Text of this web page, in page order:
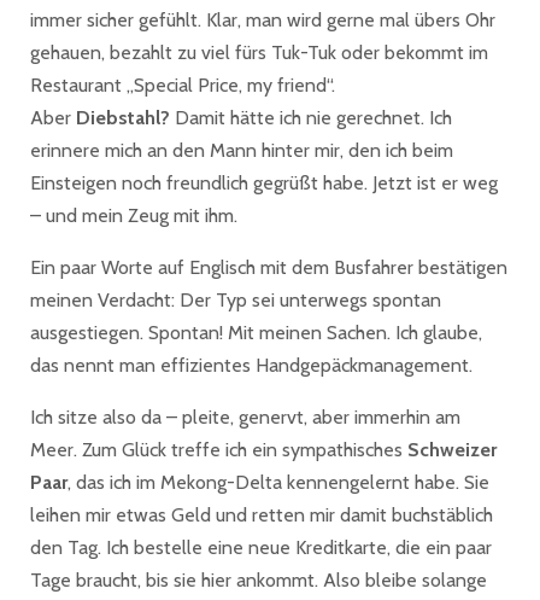
immer sicher gefühlt. Klar, man wird gerne mal übers Ohr
gehauen, bezahlt zu viel fürs Tuk-Tuk oder bekommt im
Restaurant „Special Price, my friend“.
Aber Diebstahl? Damit hätte ich nie gerechnet. Ich
erinnere mich an den Mann hinter mir, den ich beim
Einsteigen noch freundlich gegrüßt habe. Jetzt ist er weg
– und mein Zeug mit ihm.
Ein paar Worte auf Englisch mit dem Busfahrer bestätigen
meinen Verdacht: Der Typ sei unterwegs spontan
ausgestiegen. Spontan! Mit meinen Sachen. Ich glaube,
das nennt man effizientes Handgepäckmanagement.
Ich sitze also da – pleite, genervt, aber immerhin am
Meer. Zum Glück treffe ich ein sympathisches Schweizer
Paar, das ich im Mekong-Delta kennengelernt habe. Sie
leihen mir etwas Geld und retten mir damit buchstäblich
den Tag. Ich bestelle eine neue Kreditkarte, die ein paar
Tage braucht, bis sie hier ankommt. Also bleibe solange